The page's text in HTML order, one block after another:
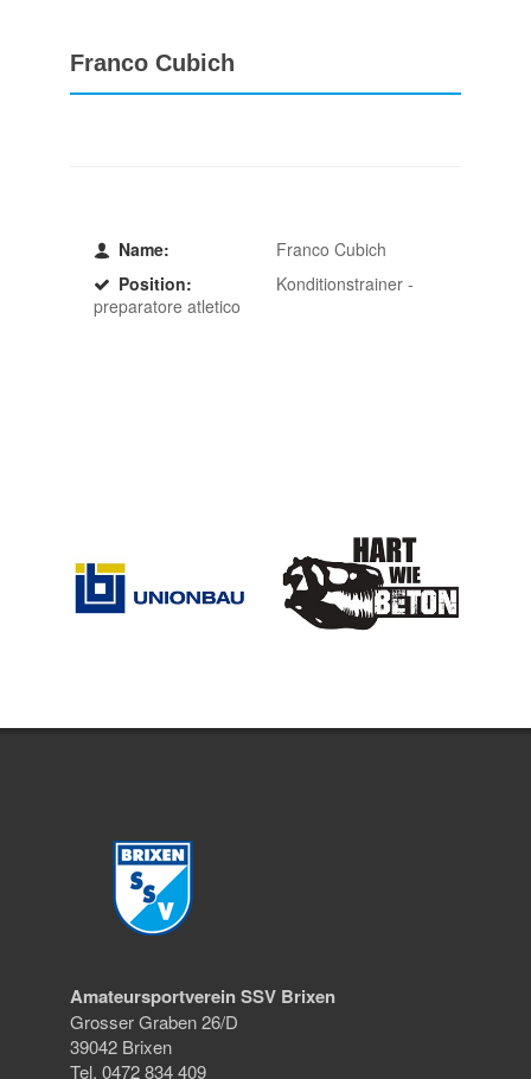
Franco Cubich
Name:
Franco Cubich
Position:
Konditionstrainer -
preparatore atletico
Amateursportverein SSV Brixen
Grosser Graben 26/D
39042 Brixen
Tel. 0472 834 409